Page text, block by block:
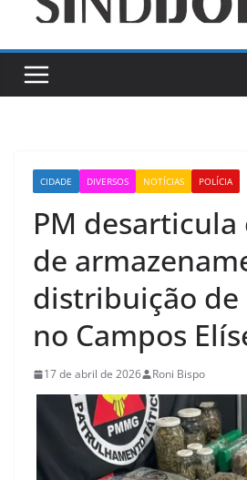
CIDADE DIVERSOS NOTÍCIAS POLÍCIA
PM desarticula
de
distribuição de
no Campos
17 de abril de 2026 Roni Bispo